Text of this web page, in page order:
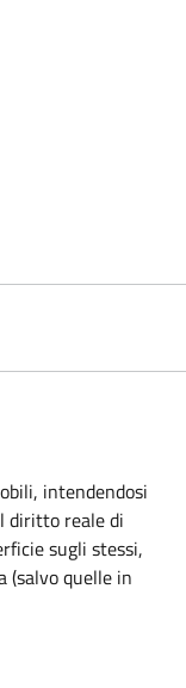
intendendosi
diritto reale di
sugli stessi,
(salvo quelle in